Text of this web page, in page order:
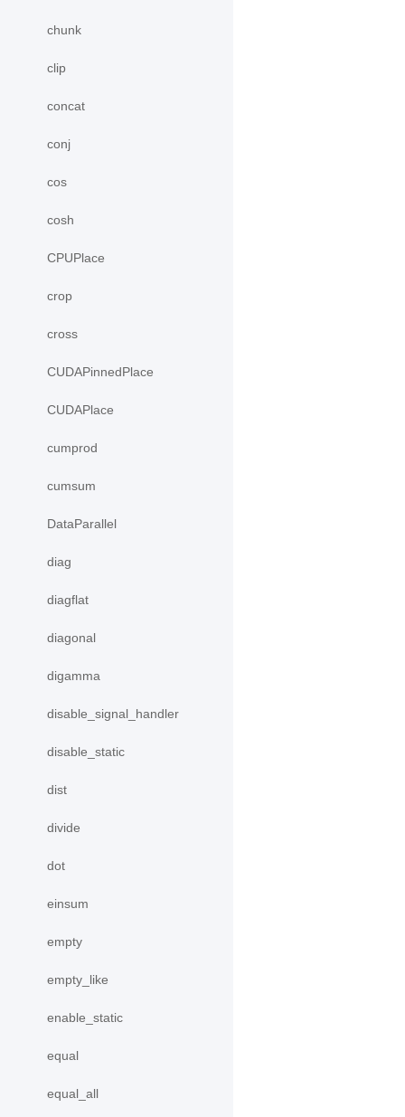
chunk
clip
concat
conj
cos
cosh
CPUPlace
crop
cross
CUDAPinnedPlace
CUDAPlace
cumprod
cumsum
DataParallel
diag
diagflat
diagonal
digamma
disable_signal_handler
disable_static
dist
divide
dot
einsum
empty
empty_like
enable_static
equal
equal_all